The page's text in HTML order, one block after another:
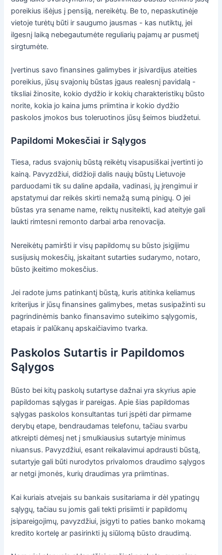
poreikius išėjus į pensiją, nereikėtų. Be to, nepaskutinėje
vietoje turėtų būti ir saugumo jausmas - kas nutiktų, jei
ilgesnį laiką nebegautumėte reguliarių pajamų ar pusmetį
sirgtumėte.
Įvertinus savo finansines galimybes ir įsivardijus ateities
poreikius, jūsų svajonių būstas įgaus realesnį pavidalą -
tiksliai žinosite, kokio dydžio ir kokių charakteristikų būsto
norite, kokia jo kaina jums priimtina ir kokio dydžio
paskolos įmokos bus toleruotinos jūsų šeimos biudžetui.
Papildomi Mokesčiai ir Sąlygos
Tiesa, radus svajonių būstą reikėtų visapusiškai įvertinti jo
kainą. Pavyzdžiui, didžioji dalis naujų būstų Lietuvoje
parduodami tik su daline apdaila, vadinasi, jų įrengimui ir
apstatymui dar reikės skirti nemažą sumą pinigų. O jei
būstas yra sename name, reiktų nusiteikti, kad ateityje gali
laukti rimtesni remonto darbai arba renovacija.
Nereikėtų pamiršti ir visų papildomų su būsto įsigijimu
susijusių mokesčių, įskaitant sutarties sudarymo, notaro,
būsto įkeitimo mokesčius.
Jei radote jums patinkantį būstą, kuris atitinka keliamus
kriterijus ir jūsų finansines galimybes, metas susipažinti su
pagrindinėmis banko finansavimo suteikimo sąlygomis,
etapais ir palūkanų apskaičiavimo tvarka.
Paskolos Sutartis ir Papildomos
Sąlygos
Būsto bei kitų paskolų sutartyse dažnai yra skyrius apie
papildomas sąlygas ir pareigas. Apie šias papildomas
sąlygas paskolos konsultantas turi įspėti dar pirmame
derybų etape, bendraudamas telefonu, tačiau svarbu
atkreipti dėmesį net į smulkiausius sutartyje minimus
niuansus. Pavyzdžiui, esant reikalavimui apdrausti būstą,
sutartyje gali būti nurodytos privalomos draudimo sąlygos
ar netgi įmonės, kurių draudimas yra priimtinas.
Kai kuriais atvejais su bankais susitariama ir dėl ypatingų
sąlygų, tačiau su jomis gali tekti prisiimti ir papildomų
įsipareigojimų, pavyzdžiui, įsigyti to paties banko mokamą
kredito kortelę ar pasirinkti jų siūlomą būsto draudimą.